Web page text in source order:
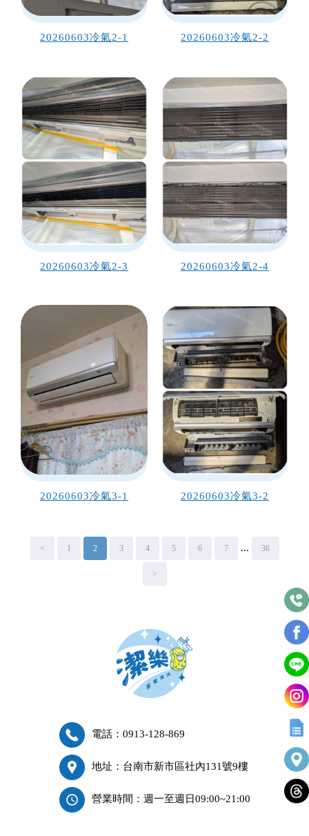
20260603冷氣2-1 20260603冷氣2-2
20260603冷氣2-3 20260603冷氣2-4
20260603冷氣3-1 20260603冷氣3-2
< 1 2 3 4 5 6 7 ... 36
>
電話：0913-128-869
地址：台南市新市區社內131號9樓
營業時間：週一至週日09:00~21:00